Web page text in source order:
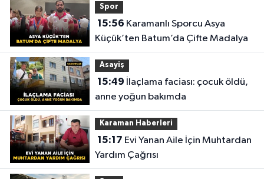
Spor
15:56
Küçük’ten Batum’da Çifte Madalya
Asayiş
15:49
anne yoğun bakımda
Karaman Haberleri
15:17
Yardım Çağrısı